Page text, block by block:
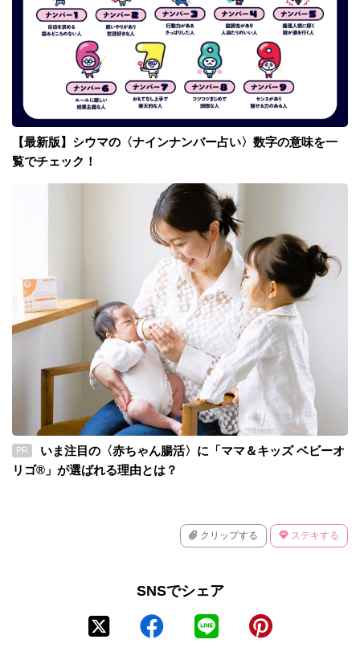
【最新版】シウマの〈ナインナンバー占い〉数字の意味を一
覧でチェック！
PR
いま注目の〈赤ちゃん腸活〉に「ママ＆キッズ ベビーオ
リゴ®」が選ばれる理由とは？
クリップする ステキする
SNSでシェア